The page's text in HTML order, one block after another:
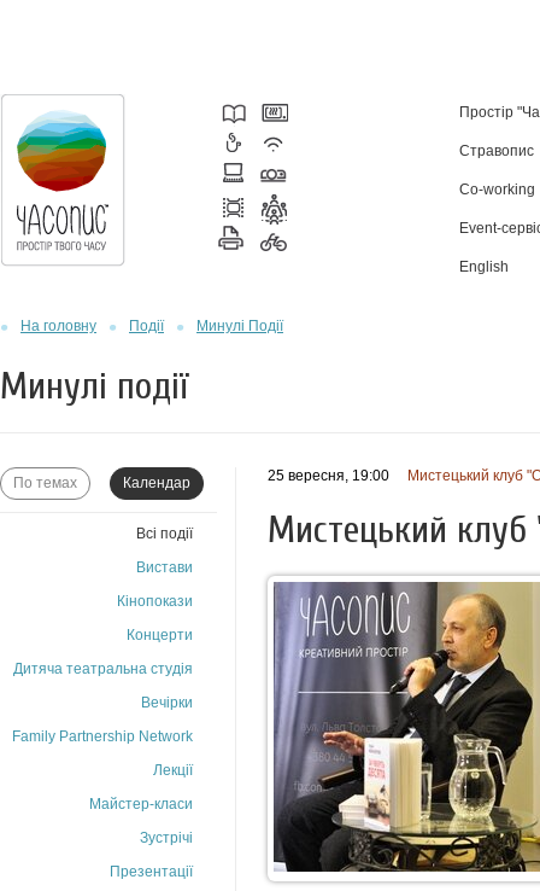
Простір
Стравопис
Co-working
Event-
English
На головну Події Минулі Події
Минулі події
По темах Календар
Всі події
Вистави
Кінопокази
Концерти
Дитяча театральна студія
Вечірки
Family Partnership Network
Лекції
Майстер-класи
Зустрічі
Презентації
25 вересня, 19:00 Мистецький клуб
Мистецький